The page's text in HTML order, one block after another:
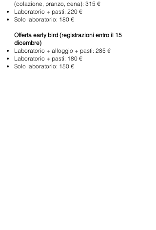
(colazione, pranzo, cena): 315 €
Laboratorio + pasti: 220 €
Solo laboratorio: 180 €
Offerta early bird (registrazioni entro il 15
dicembre)
Laboratorio + alloggio + pasti: 285 €
Laboratorio + pasti: 180 €
Solo laboratorio: 150 €